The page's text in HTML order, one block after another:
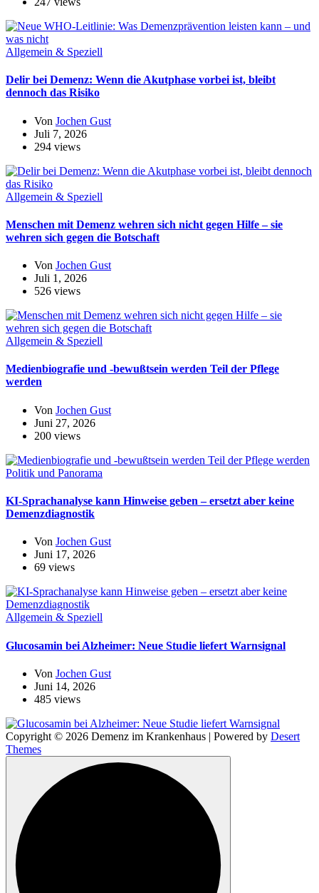
Allgemein & Speziell
Delir bei Demenz: Wenn die Akutphase vorbei ist, bleibt
dennoch das Risiko
Von Jochen Gust
Juli 7, 2026
294 views
Allgemein & Speziell
Menschen mit Demenz wehren sich nicht gegen Hilfe – sie
wehren sich gegen die Botschaft
Von Jochen Gust
Juli 1, 2026
526 views
Allgemein & Speziell
Medienbiografie und -bewußtsein werden Teil der Pflege
werden
Von Jochen Gust
Juni 27, 2026
200 views
Politik und Panorama
KI-Sprachanalyse kann Hinweise geben – ersetzt aber keine
Demenzdiagnostik
Von Jochen Gust
Juni 17, 2026
69 views
Allgemein & Speziell
Glucosamin bei Alzheimer: Neue Studie liefert Warnsignal
Von Jochen Gust
Juni 14, 2026
485 views
Copyright © 2026 Demenz im Krankenhaus | Powered by Desert
Themes